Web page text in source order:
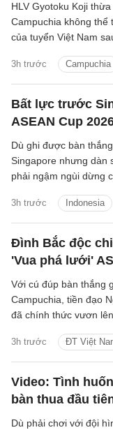
3h trước Campuchia
HLV Gyotoku Koji
Campuchia không thể
của tuyển Việt Nam
thời tin rằng thầy trò
đủ sức góp mặt ở trận
Bất lực trước
ASEAN Cup
3h trước Indonesia
Dù ghi được bàn
Singapore nhưng dàn
phải ngậm ngùi dừng
bảng A.
Đình Bắc độc
'Vua phá lưới'
3h trước ĐT Việt
Với cú đúp bàn thắng
Campuchia, tiền đạo
đã chính thức vươn
Video: Tình
bàn thua đầu
Dù phải chơi với đội